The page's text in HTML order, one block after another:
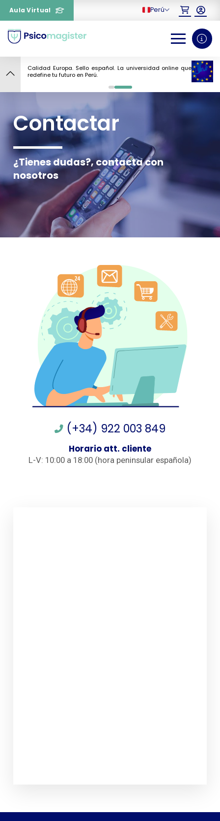
Aula Virtual Perú
Calidad Europa. Sello español. La universidad online que
redefine tu futuro en Perú.
0 1
Contactar
¿Tienes dudas?, contacta con
nosotros
(+34) 922 003 849
Horario att. cliente
L-V: 10:00 a 18:00 (hora peninsular española)
sobre un curso?